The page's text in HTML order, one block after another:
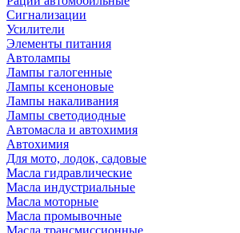
Сигнализации
Усилители
Элементы питания
Автолампы
Лампы галогенные
Лампы ксеноновые
Лампы накаливания
Лампы светодиодные
Автомасла и автохимия
Автохимия
Для мото, лодок, садовые
Масла гидравлические
Масла индустриальные
Масла моторные
Масла промывочные
Масла трансмиссионные